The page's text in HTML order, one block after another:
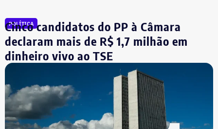
Reprodução/Internet
liminar, porém, o Superior Tribunal de Justiça (STJ)
garantiu a participação dos dois diretores na votação até
que o mérito da questão seja analisado pela Corte.
Segundo as investigações, a refinaria importava
combustível quase pronto, mas fingia que o material era
matéria-prima e simulava uma operação de refino na sua
unidade fantasma de Manguinhos.
POLÍTICA
Cinco candidatos do PP à Câmara
declaram mais de R$ 1,7 milhão em
dinheiro vivo ao TSE